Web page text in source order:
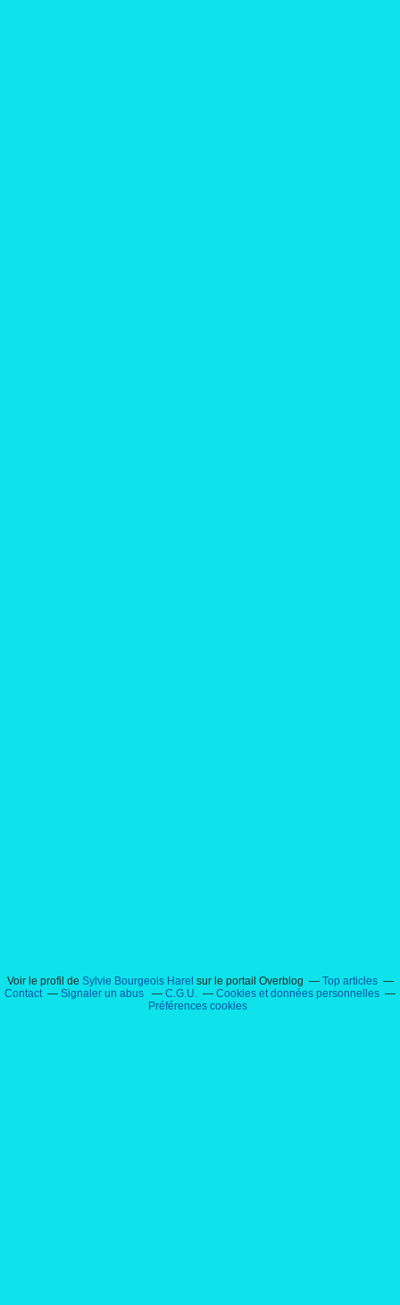
Voir le profil de Sylvie Bourgeois Harel sur le portail Overblog
Top articles
Contact
Signaler un abus C.G.U.
Cookies et données personnelles
Préférences cookies